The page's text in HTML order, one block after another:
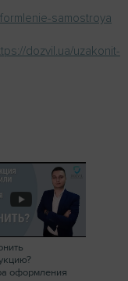
samostroya
dozvil.ua/uzakonit-
оформления